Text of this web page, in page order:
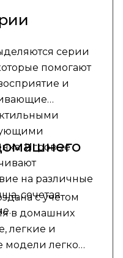
серии
помогают
и
Игровые
на различные
сочетая
с учетом
в домашних
легкие и
модели легко